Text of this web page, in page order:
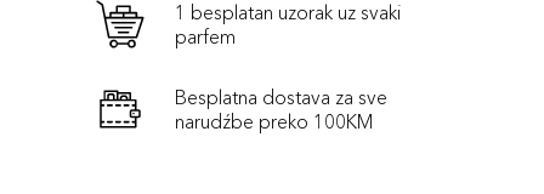
1 besplatan uzorak uz svaki
parfem
Besplatna dostava za sve
narudźbe preko 100KM